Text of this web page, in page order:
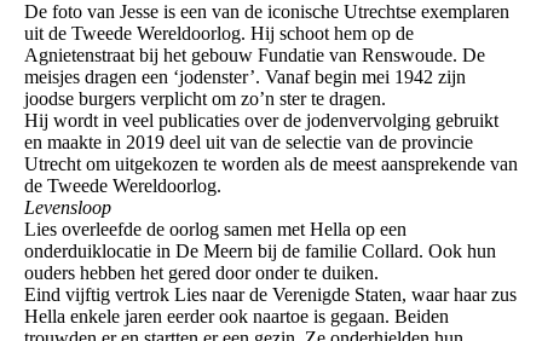
De foto van Jesse is een van de iconische Utrechtse exemplaren
uit de Tweede Wereldoorlog. Hij schoot hem op de
Agnietenstraat bij het gebouw Fundatie van Renswoude. De
meisjes dragen een ‘jodenster’. Vanaf begin mei 1942 zijn
joodse burgers verplicht om zo’n ster te dragen.
Hij wordt in veel publicaties over de jodenvervolging gebruikt
en maakte in 2019 deel uit van de selectie van de provincie
Utrecht om uitgekozen te worden als de meest aansprekende van
de Tweede Wereldoorlog.
Levensloop
Lies overleefde de oorlog samen met Hella op een
onderduiklocatie in De Meern bij de familie Collard. Ook hun
ouders hebben het gered door onder te duiken.
Eind vijftig vertrok Lies naar de Verenigde Staten, waar haar zus
Hella enkele jaren eerder ook naartoe is gegaan. Beiden